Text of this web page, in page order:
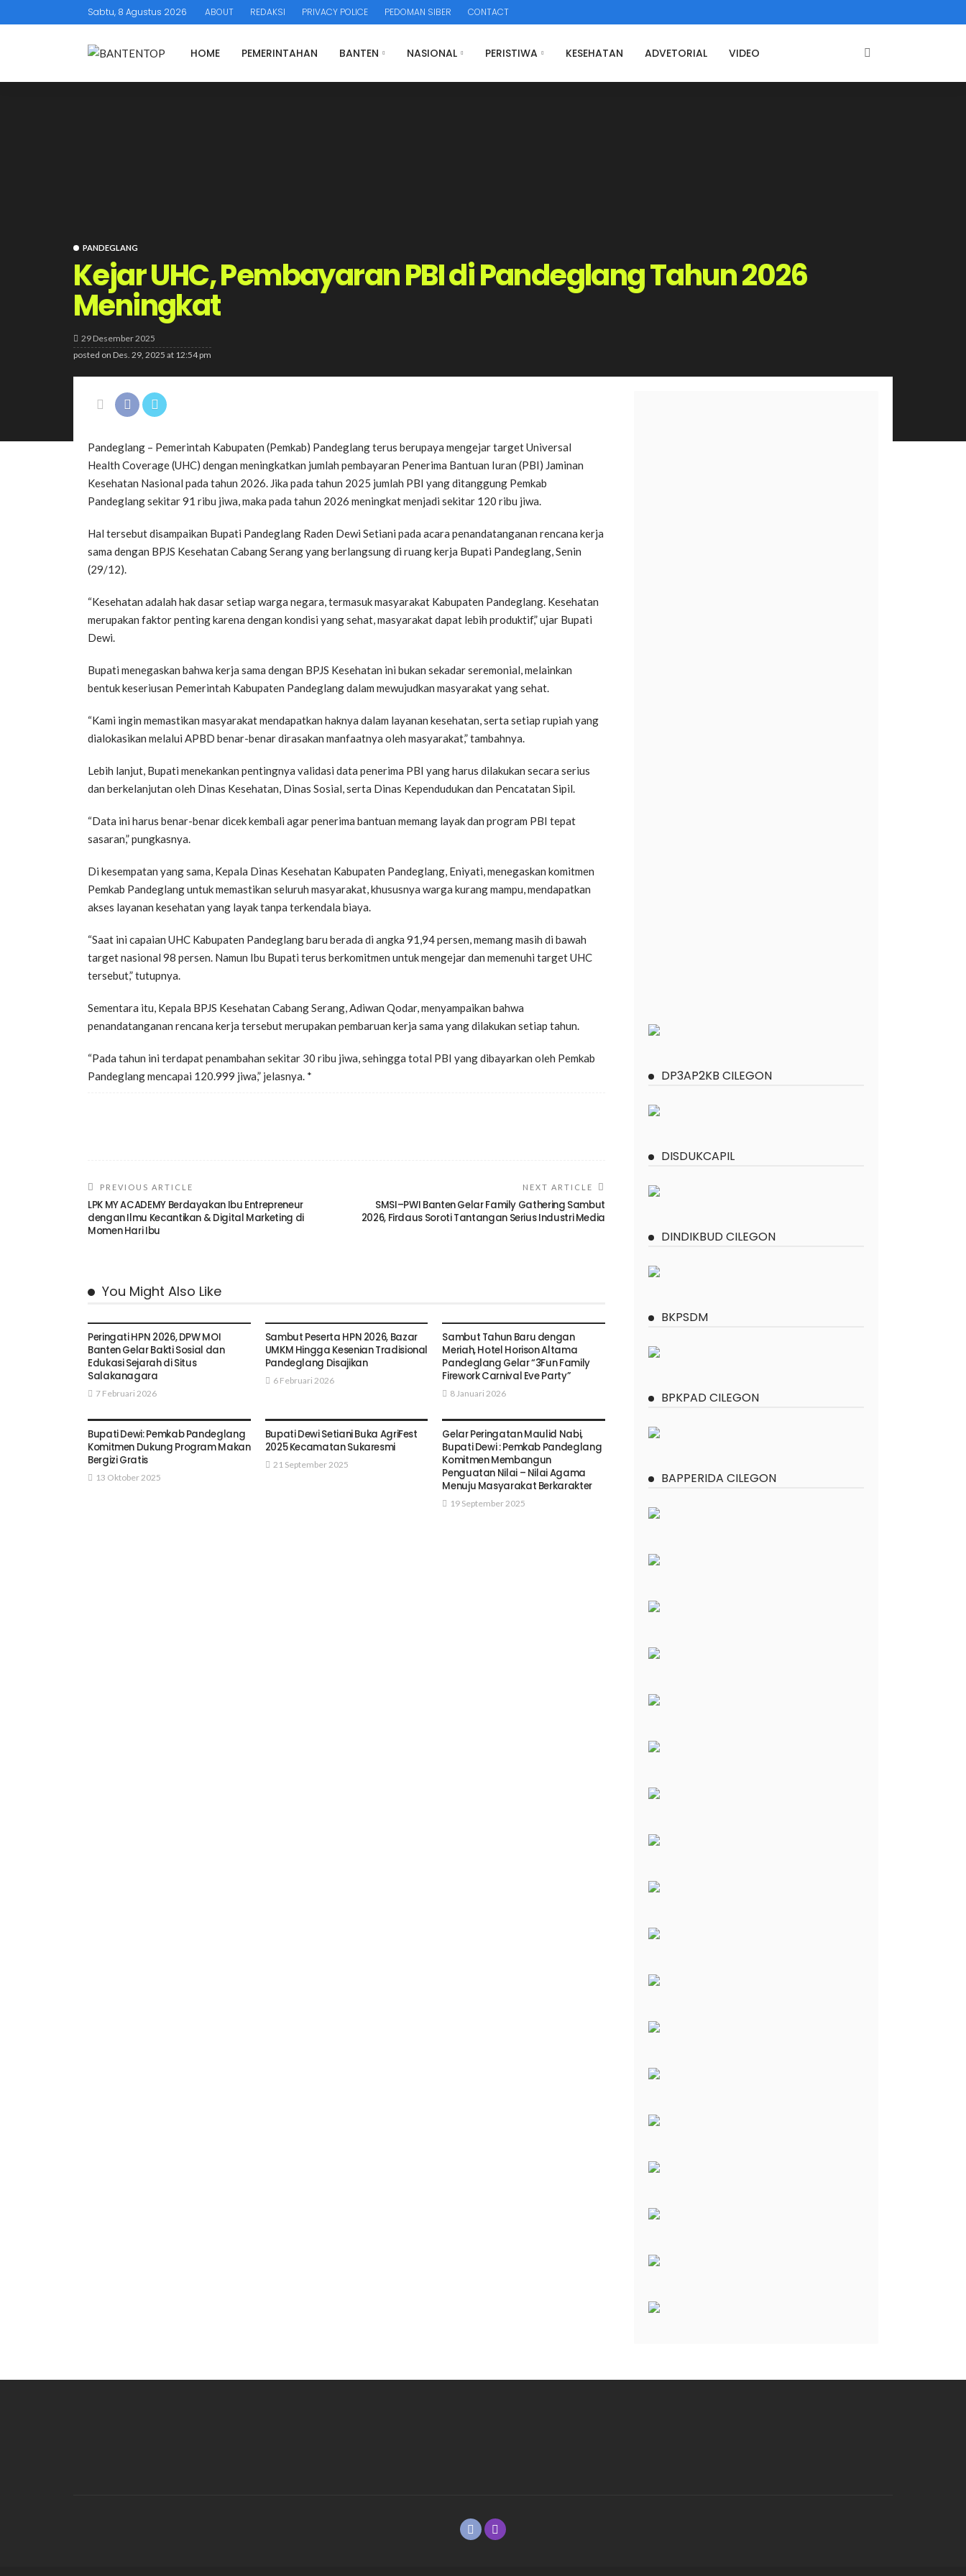
Sabtu, 8 Agustus 2026 ABOUT REDAKSI PRIVACY POLICE PEDOMAN SIBER CONTACT
HOME PEMERINTAHAN BANTEN NASIONAL PERISTIWA KESEHATAN ADVETORIAL VIDEO
PANDEGLANG
Kejar UHC, Pembayaran PBI di Pandeglang Tahun 2026
Meningkat
29 Desember 2025
posted on Des. 29, 2025 at 12:54 pm
Pandeglang – Pemerintah Kabupaten (Pemkab) Pandeglang terus berupaya mengejar target Universal
Health Coverage (UHC) dengan meningkatkan jumlah pembayaran Penerima Bantuan Iuran (PBI) Jaminan
Kesehatan Nasional pada tahun 2026. Jika pada tahun 2025 jumlah PBI yang ditanggung Pemkab
Pandeglang sekitar 91 ribu jiwa, maka pada tahun 2026 meningkat menjadi sekitar 120 ribu jiwa.
Hal tersebut disampaikan Bupati Pandeglang Raden Dewi Setiani pada acara penandatanganan rencana kerja
sama dengan BPJS Kesehatan Cabang Serang yang berlangsung di ruang kerja Bupati Pandeglang, Senin
(29/12).
“Kesehatan adalah hak dasar setiap warga negara, termasuk masyarakat Kabupaten Pandeglang. Kesehatan
merupakan faktor penting karena dengan kondisi yang sehat, masyarakat dapat lebih produktif,” ujar Bupati
Dewi.
Bupati menegaskan bahwa kerja sama dengan BPJS Kesehatan ini bukan sekadar seremonial, melainkan
bentuk keseriusan Pemerintah Kabupaten Pandeglang dalam mewujudkan masyarakat yang sehat.
“Kami ingin memastikan masyarakat mendapatkan haknya dalam layanan kesehatan, serta setiap rupiah yang
dialokasikan melalui APBD benar-benar dirasakan manfaatnya oleh masyarakat,” tambahnya.
Lebih lanjut, Bupati menekankan pentingnya validasi data penerima PBI yang harus dilakukan secara serius
dan berkelanjutan oleh Dinas Kesehatan, Dinas Sosial, serta Dinas Kependudukan dan Pencatatan Sipil.
“Data ini harus benar-benar dicek kembali agar penerima bantuan memang layak dan program PBI tepat
sasaran,” pungkasnya.
Di kesempatan yang sama, Kepala Dinas Kesehatan Kabupaten Pandeglang, Eniyati, menegaskan komitmen
Pemkab Pandeglang untuk memastikan seluruh masyarakat, khususnya warga kurang mampu, mendapatkan
akses layanan kesehatan yang layak tanpa terkendala biaya.
“Saat ini capaian UHC Kabupaten Pandeglang baru berada di angka 91,94 persen, memang masih di bawah
target nasional 98 persen. Namun Ibu Bupati terus berkomitmen untuk mengejar dan memenuhi target UHC
tersebut,” tutupnya.
Sementara itu, Kepala BPJS Kesehatan Cabang Serang, Adiwan Qodar, menyampaikan bahwa
penandatanganan rencana kerja tersebut merupakan pembaruan kerja sama yang dilakukan setiap tahun.
“Pada tahun ini terdapat penambahan sekitar 30 ribu jiwa, sehingga total PBI yang dibayarkan oleh Pemkab
Pandeglang mencapai 120.999 jiwa,” jelasnya. *
PREVIOUS ARTICLE
LPK MY ACADEMY Berdayakan Ibu Entrepreneur
dengan Ilmu Kecantikan & Digital Marketing di
Momen Hari Ibu
NEXT ARTICLE
SMSI–PWI Banten Gelar Family Gathering Sambut
2026, Firdaus Soroti Tantangan Serius Industri Media
You Might Also Like
Peringati HPN 2026, DPW MOI
Banten Gelar Bakti Sosial dan
Edukasi Sejarah di Situs
Salakanagara
7 Februari 2026
Sambut Peserta HPN 2026, Bazar
UMKM Hingga Kesenian Tradisional
Pandeglang Disajikan
6 Februari 2026
Sambut Tahun Baru dengan
Meriah, Hotel Horison Altama
Pandeglang Gelar “3Fun Family
Firework Carnival Eve Party”
8 Januari 2026
Bupati Dewi: Pemkab Pandeglang
Komitmen Dukung Program Makan
Bergizi Gratis
13 Oktober 2025
Bupati Dewi Setiani Buka AgriFest
2025 Kecamatan Sukaresmi
21 September 2025
Gelar Peringatan Maulid Nabi,
Bupati Dewi : Pemkab Pandeglang
Komitmen Membangun
Penguatan Nilai – Nilai Agama
Menuju Masyarakat Berkarakter
19 September 2025
DP3AP2KB CILEGON
DISDUKCAPIL
DINDIKBUD CILEGON
BKPSDM
BPKPAD CILEGON
BAPPERIDA CILEGON